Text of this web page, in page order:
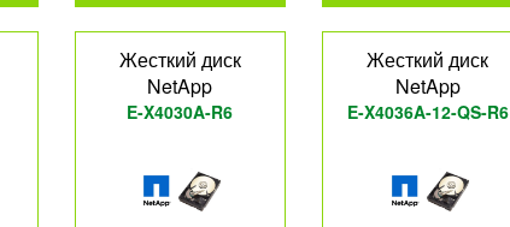
Жесткий диск
NetApp
E-X4030A-R6
Жесткий диск
NetApp
E-X4036A-12-QS-R6